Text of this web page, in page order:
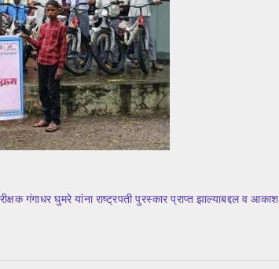
गंगाधर घुमरे यांना राष्ट्रपती पुरस्कार प्राप्त झाल्याबद्दल व आकाश